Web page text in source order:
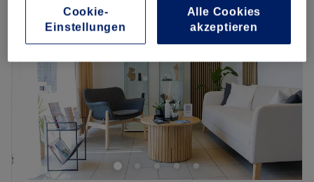
Cookie-
Einstellungen
Alle Cookies
akzeptieren